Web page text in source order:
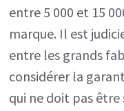
entre 5 000 et 15
marque. Il est
entre les grands
considérer la
qui ne doit pas être